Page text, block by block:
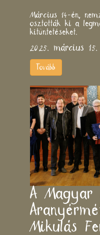
Március 14-én,
osztották ki a
kitüntetéseket.
2025. március 15.
Tovább
A Magyar
Mikulás